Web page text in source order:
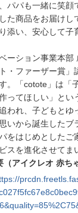
パパも一緒に笑
た商品をお届け
添い、安心して子
ーション事業本部
・ファーザー賞」
。「cotote」は「
ってほしい」とい
われ、子どもとゆ
いから誕生したブ
をはじめとした
スを進化させてま
（アイクレオ 赤ち